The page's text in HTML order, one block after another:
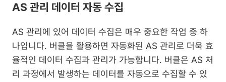
AS 관리 데이터 자동 수집
AS 관리에 있어 데이터 수집은 매우 중요한 작업 중 하
나입니다. 버클을 활용하면 자동화된 AS 관리로 더욱 효
율적인 데이터 수집과 관리가 가능합니다. 버클은 AS 처
리 과정에서 발생하는 데이터를 자동으로 수집할 수 있